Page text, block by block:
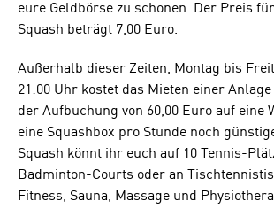
eure Geldbörse zu schonen. Der Preis
Squash beträgt 7,00 Euro.
Außerhalb dieser Zeiten, Montag bis
21:00 Uhr kostet das Mieten einer Anlage
der Aufbuchung von 60,00 Euro auf eine
eine Squashbox pro Stunde noch
Squash könnt ihr euch auf 10 Tennis-
Badminton-Courts oder an
Fitness, Sauna, Massage und